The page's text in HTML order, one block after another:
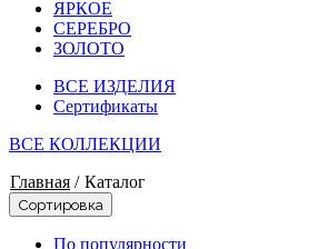
ЯРКОЕ
СЕРЕБРО
ЗОЛОТО
ВСЕ ИЗДЕЛИЯ
Сертификаты
ВСЕ КОЛЛЕКЦИИ
Главная / Каталог
Сортировка
По популярности